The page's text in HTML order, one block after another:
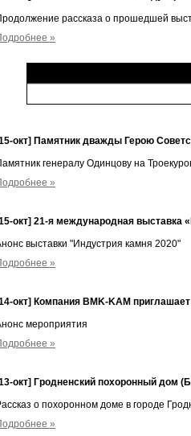
рассказа о прошедшей
»
окт] Памятник дважды Герою
генералу Одинцову на
»
окт] 21-я международная
выставки "Индустрия камня 2020"
»
окт] Компания BMK-KAM
мероприятия
»
окт] Гродненский похоронный дом
о похоронном доме в городе
»